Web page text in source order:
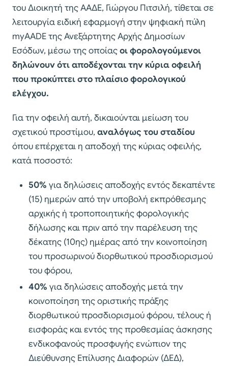
του Διοικητή της ΑΑΔΕ, Γιώργου Πιτσιλή, τίθεται σε
λειτουργία ειδική εφαρμογή στην ψηφιακή πύλη
myAADE της Ανεξάρτητης Αρχής Δημοσίων
Εσόδων, μέσω της οποίαςοι φορολογούμενοι
δηλώνουν ότι αποδέχονται την κύρια οφειλή
που προκύπτει στο πλαίσιο φορολογικού
ελέγχου.
Για την οφειλή αυτή, δικαιούνται μείωση του
σχετικού προστίμου, αναλόγως του σταδίου
όπου επέρχεται η αποδοχή της κύριας οφειλής,
κατά ποσοστό:
50% για δηλώσεις αποδοχής εντός δεκαπέντε
(15) ημερών από την υποβολή εκπρόθεσμης
αρχικής ή τροποποιητικής φορολογικής
δήλωσης και πριν από την παρέλευση της
δέκατης (10ης) ημέρας από την κοινοποίηση
του προσωρινού διορθωτικού προσδιορισμού
του φόρου,
40% για δηλώσεις αποδοχής μετά την
κοινοποίηση της οριστικής πράξης
διορθωτικού προσδιορισμού φόρου, τέλους ή
εισφοράς και εντός της προθεσμίας άσκησης
ενδικοφανούς προσφυγής ενώπιον της
Διεύθυνσης Επίλυσης Διαφορών (ΔΕΔ),